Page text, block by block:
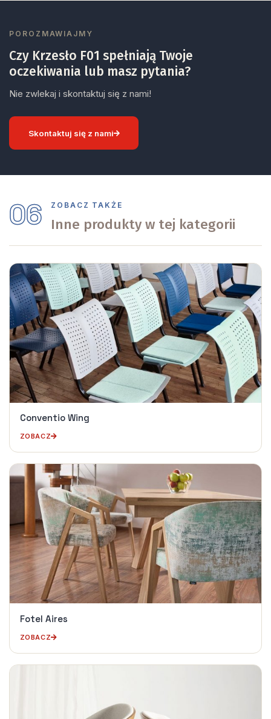
POROZMAWIAJMY
Czy Krzesło F01 spełniają Twoje
oczekiwania lub masz pytania?
Nie zwlekaj i skontaktuj się z nami!
Skontaktuj się z nami
06 ZOBACZ TAKŻE
Inne produkty w tej kategorii
Conventio Wing
ZOBACZ
Fotel Aires
ZOBACZ